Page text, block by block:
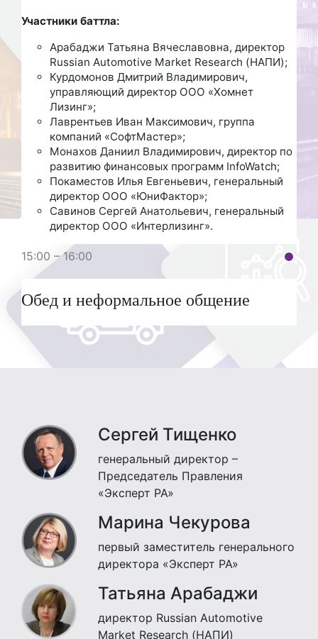
Участники баттла:
Арабаджи Татьяна Вячеславовна, директор
Russian Automotive Market Research (НАПИ);
Курдомонов Дмитрий Владимирович,
управляющий директор ООО «Хомнет
Лизинг»;
Лаврентьев Иван Максимович, группа
компаний «СофтМастер»;
Монахов Даниил Владимирович, директор по
развитию финансовых программ InfoWatch;
Покаместов Илья Евгеньевич, генеральный
директор ООО «ЮниФактор»;
Савинов Сергей Анатольевич, генеральный
директор ООО «Интерлизинг».
15:00 – 16:00
Обед и неформальное общение
Сергей Тищенко
генеральный директор –
Председатель Правления
«Эксперт РА»
Марина Чекурова
первый заместитель генерального
директора «Эксперт РА»
Татьяна Арабаджи
директор Russian Automotive
Market Research (НАПИ)